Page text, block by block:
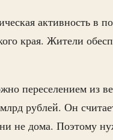
активность в
края. Жители
переселением из
рублей. Он
не дома. Поэтому